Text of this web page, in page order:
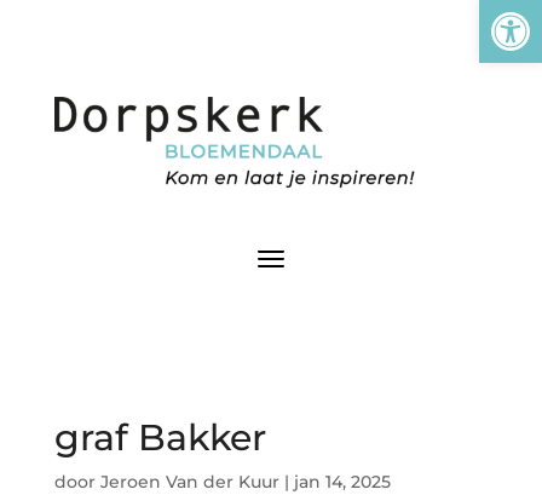
graf Bakker
door Jeroen Van der Kuur| jan 14, 2025